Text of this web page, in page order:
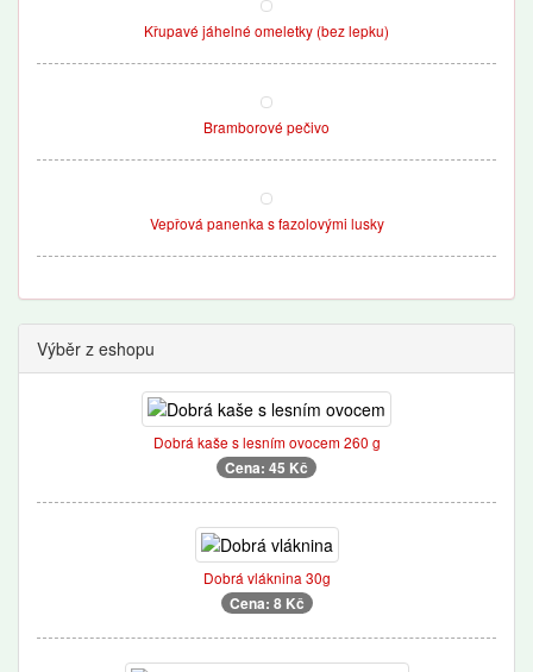
Křupavé jáhelné omeletky (bez lepku)
Bramborové pečivo
Vepřová panenka s fazolovými lusky
Výběr z eshopu
Dobrá kaše s lesním ovocem 260 g
Cena: 45 Kč
Dobrá vláknina 30g
Cena: 8 Kč